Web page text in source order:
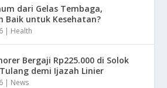
dari Gelas Tembaga,
Baik untuk Kesehatan?
| Health
Bergaji Rp225.000 di Solok
demi Ijazah Linier
| News